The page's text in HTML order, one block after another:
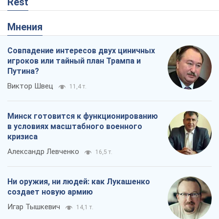
Мнения
Совпадение интересов двух циничных
игроков или тайный план Трампа и
Путина?
Виктор Швец 11,4 т.
Минск готовится к функционированию
в условиях масштабного военного
кризиса
Александр Левченко 16,5 т.
Ни оружия, ни людей: как Лукашенко
создает новую армию
Игар Тышкевич 14,1 т.